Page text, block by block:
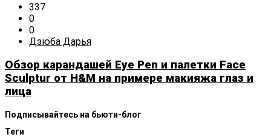
337
0
0
Дзюба Дарья
Обзор карандашей Eye Pen и палетки Face
Sculptur от H&M на примере макияжа глаз и
лица
Подписывайтесь на бьюти-блог
Теги